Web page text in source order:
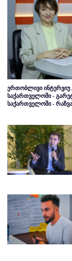
ერთობლივი ინტერვიუ
საქართველოში -
საქართველოში -